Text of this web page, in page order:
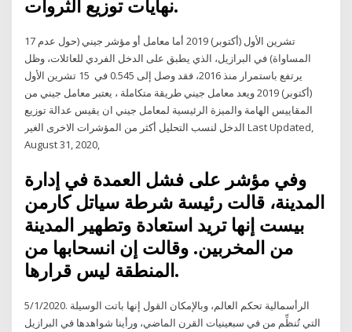
نهايات توزيع الثروات.
17 تشرين الأول (أكتوبر) 2019 أما معامل أو مؤشر جيني (حول عدم
المساواة) في البرازيل، الذي يطبق على الدخل الفردي للعائلات، وظل
يرتفع باستمرار منذ 2016، فقد وصل إلى 0.545 في 15 تشرين الأول
(أكتوبر) 2019 ويعد معامل جيني طريقة متكاملة ، يعتبر معامل جيني من
المقاييس الهامة والميزة الرئيسية لمعامل جيني ان يقيس عدالة توزيع
الدخل لنسب التحليل أكثر من المؤشرات الاخرى الغير Last Updated,
August 31, 2020,
وفي مؤشر على فشل العمدة في إدارة
المدينة، قالت رئيسة شرطة سياتل كارمن
بيست إنها تريد استعادة وتطهير المدينة
من المخربين. وقالت إن انسحابها من
المنطقة ليس قرارها.
5/1/2020. الرأسمالية تحكم العالم، وبالإمكان القول إنها باتت الوسيلة
التي تُنظِّم من في سبعينيات القرن الماضي، ورأينا شواهدها في البرازيل